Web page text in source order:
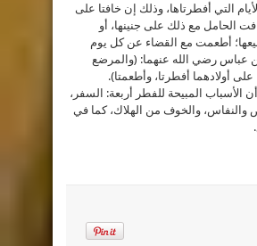
التي أفطرتاها، وذلك إن خافتا على
الحامل مع ذلك على جنينها، أو
أطعمت مع القضاء عن كل يوم
عباس رضي الله عنهما: (والمرضع
على أولادهما أفطرتا، وأطعمتا).
المبيحة للفطر أربعة: السفر،
والنفاس، والخوف من الهلاك، كما في